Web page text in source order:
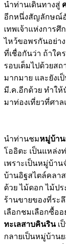
นำท่านเดินทางสู่
อีกหนึ่งสัญลักษณ์อั
เทพเจ้าแห่งการ
ไหว้ขอพรกันอย่า
ที่เชื่อกันว่า ถ้าใ
รอบเต็มไปด้วยส
มากมาย และยังเ
มี.ค.อีกด้วย ทำให้
มาท่องเที่ยวที่ศาล
นำท่านชมหมู่บ้า
โออิตะ เป็นแหล่ง
เพราะเป็นหมู่บ้า
บ้านอิฐสไตล์คลาส
ด้วย ไม้ดอก ไม้ป
ร้านขายของที่ระ
เลือกชมเลือกซื้อ
ทะเลสาบคินรินเ
กลายเป็นหมู่บ้าน